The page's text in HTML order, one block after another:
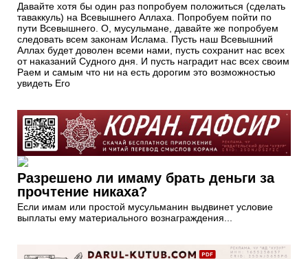
Давайте хотя бы один раз попробуем положиться (сделать
таваккуль) на Всевышнего Аллаха. Попробуем пойти по
пути Всевышнего. О, мусульмане, давайте же попробуем
следовать всем законам Ислама. Пусть наш Всевышний
Аллах будет доволен всеми нами, пусть сохранит нас всех
от наказаний Судного дня. И пусть наградит нас всех своим
Раем и самым что ни на есть дорогим это возможностью
увидеть Его
Разрешено ли имаму брать деньги за
прочтение никаха?
Если имам или простой мусульманин выдвинет условие
выплаты ему материального вознаграждения...